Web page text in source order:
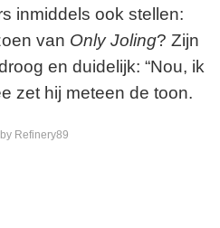
inmiddels ook stellen:
van Only Joling? Zijn
en duidelijk: “Nou, ik
zet hij meteen de toon.
Refinery89